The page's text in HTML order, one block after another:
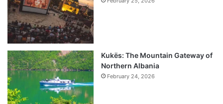
Kukës: The Mountain Gateway of
Northern Albania
February 24, 2026